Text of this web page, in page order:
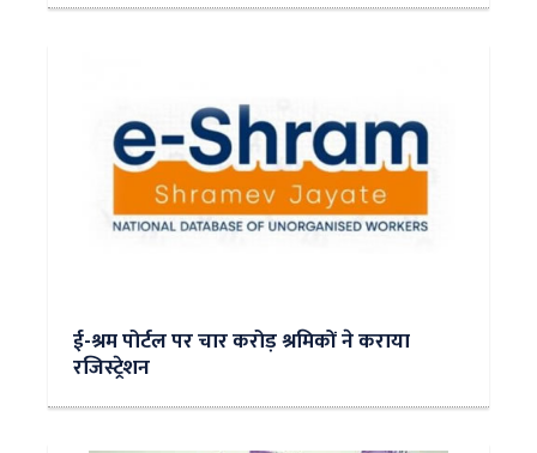
ई-श्रम पोर्टल पर चार करोड़ श्रमिकों ने कराया
रजिस्ट्रेशन